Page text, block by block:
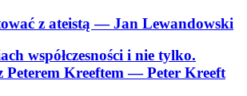
z ateistą— Jan Lewandowski
współczesności i nie tylko.
Peterem Kreeftem— Peter Kreeft